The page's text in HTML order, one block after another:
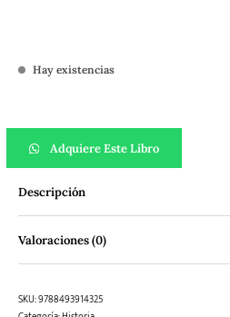
Hay existencias
Adquiere Este Libro
Descripción
Valoraciones (0)
SKU:9788493914325